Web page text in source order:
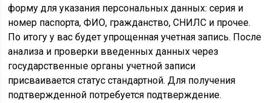
форму для указания персональных данных: серия и
номер паспорта, ФИО, гражданство, СНИЛС и прочее.
По итогу у вас будет упрощенная учетная запись. После
анализа и проверки введенных данных через
государственные органы учетной записи
присваивается статус стандартной. Для получения
подтвержденной потребуется подтверждение.